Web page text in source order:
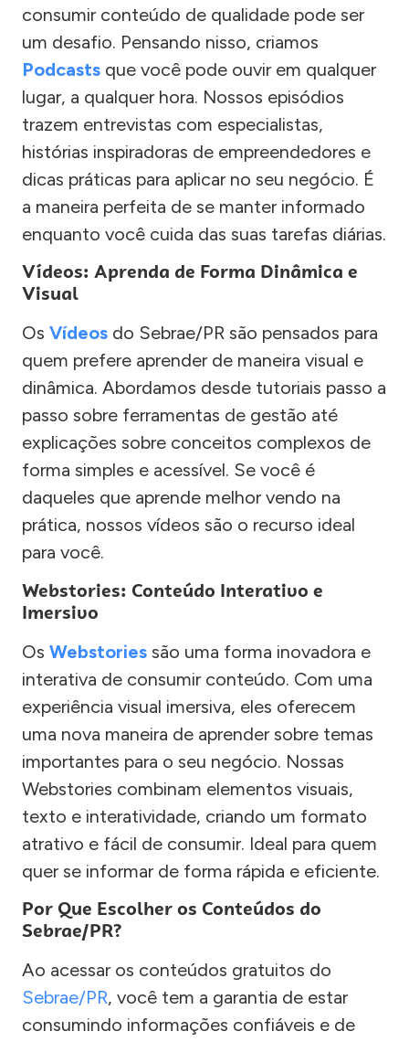
consumir conteúdo de qualidade pode ser
um desafio. Pensando nisso, criamos
Podcasts que você pode ouvir em qualquer
lugar, a qualquer hora. Nossos episódios
trazem entrevistas com especialistas,
histórias inspiradoras de empreendedores e
dicas práticas para aplicar no seu negócio. É
a maneira perfeita de se manter informado
enquanto você cuida das suas tarefas diárias.
Vídeos: Aprenda de Forma Dinâmica e
Visual
Os Vídeos do Sebrae/PR são pensados para
quem prefere aprender de maneira visual e
dinâmica. Abordamos desde tutoriais passo a
passo sobre ferramentas de gestão até
explicações sobre conceitos complexos de
forma simples e acessível. Se você é
daqueles que aprende melhor vendo na
prática, nossos vídeos são o recurso ideal
para você.
Webstories: Conteúdo Interativo e
Imersivo
Os Webstories são uma forma inovadora e
interativa de consumir conteúdo. Com uma
experiência visual imersiva, eles oferecem
uma nova maneira de aprender sobre temas
importantes para o seu negócio. Nossas
Webstories combinam elementos visuais,
texto e interatividade, criando um formato
atrativo e fácil de consumir. Ideal para quem
quer se informar de forma rápida e eficiente.
Por Que Escolher os Conteúdos do
Sebrae/PR?
Ao acessar os conteúdos gratuitos do
Sebrae/PR, você tem a garantia de estar
consumindo informações confiáveis e de